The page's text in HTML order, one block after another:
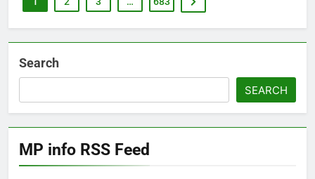
Search
SEARCH
MP info RSS Feed